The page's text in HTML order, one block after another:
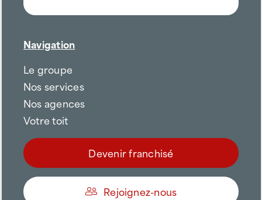
Navigation
Le groupe
Nos services
Nos agences
Votre toit
Devenir franchisé
Rejoignez-nous